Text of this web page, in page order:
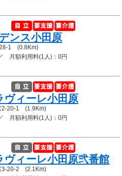
ンス小田原
1 (0.8Km)
月額利用料(1人)：0円
ヴィーレ小田原
2-20-1 (1.9Km)
月額利用料(1人)：0円
ヴィーレ小田原弐番館
3-20-2 (2.1Km)